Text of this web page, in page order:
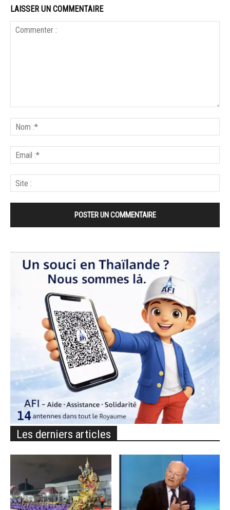
LAISSER UN COMMENTAIRE
Les derniers articles